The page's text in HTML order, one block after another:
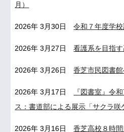
月）
2026年 3月30日令和７年度学
2026年 3月27日看護系を目指
2026年 3月26日香芝市民図書
2026年 3月17日
『図書室』令
ス：書道部による展示「サクラ咲
2026年 3月16日香芝高校８時